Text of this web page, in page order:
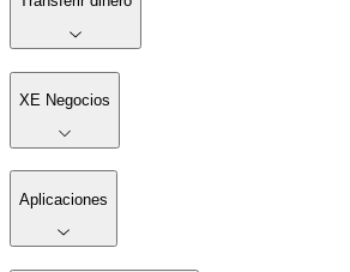
XE Negocios
Aplicaciones